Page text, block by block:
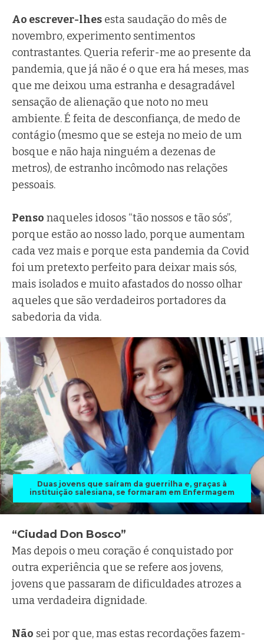
Ao escrever-lhes esta saudação do mês de
novembro, experimento sentimentos
contrastantes. Queria referir-me ao presente da
pandemia, que já não é o que era há meses, mas
que me deixou uma estranha e desagradável
sensação de alienação que noto no meu
ambiente. É feita de desconfiança, de medo de
contágio (mesmo que se esteja no meio de um
bosque e não haja ninguém a dezenas de
metros), de estranho incômodo nas relações
pessoais.
Penso naqueles idosos “tão nossos e tão sós”,
porque estão ao nosso lado, porque aumentam
cada vez mais e porque esta pandemia da Covid
foi um pretexto perfeito para deixar mais sós,
mais isolados e muito afastados do nosso olhar
aqueles que são verdadeiros portadores da
sabedoria da vida.
Duas jovens que saíram da guerrilha e, graças à
instituição salesiana, se formaram em Enfermagem
“Ciudad Don Bosco”
Mas depois o meu coração é conquistado por
outra experiência que se refere aos jovens,
jovens que passaram de dificuldades atrozes a
uma verdadeira dignidade.
Não sei por que, mas estas recordações fazem-